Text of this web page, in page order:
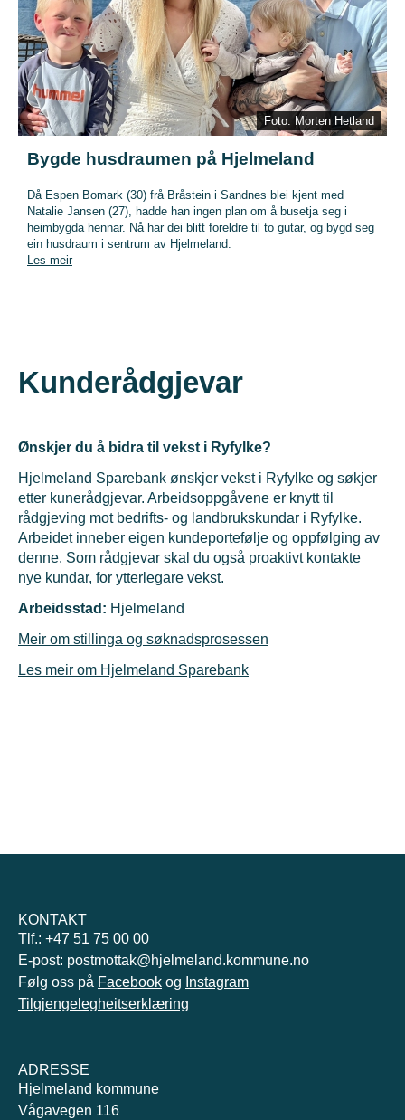
Foto: Morten Hetland
Bygde husdraumen på Hjelmeland
Då Espen Bomark (30) frå Bråstein i Sandnes blei kjent med
Natalie Jansen (27), hadde han ingen plan om å busetja seg i
heimbygda hennar. Nå har dei blitt foreldre til to gutar, og bygd seg
ein husdraum i sentrum av Hjelmeland.
Les meir
Kunderådgjevar
Ønskjer du å bidra til vekst i Ryfylke?
Hjelmeland Sparebank ønskjer vekst i Ryfylke og søkjer
etter kunerådgjevar. Arbeidsoppgåvene er knytt til
rådgjeving mot bedrifts- og landbrukskundar i Ryfylke.
Arbeidet inneber eigen kundeportefølje og oppfølging av
denne. Som rådgjevar skal du også proaktivt kontakte
nye kundar, for ytterlegare vekst.
Arbeidsstad: Hjelmeland
Meir om stillinga og søknadsprosessen
Les meir om Hjelmeland Sparebank
KONTAKT
Tlf.: +47 51 75 00 00
E-post: postmottak@hjelmeland.kommune.no
Følg oss på Facebook og Instagram
Tilgjengelegheitserklæring
ADRESSE
Hjelmeland kommune
Vågavegen 116